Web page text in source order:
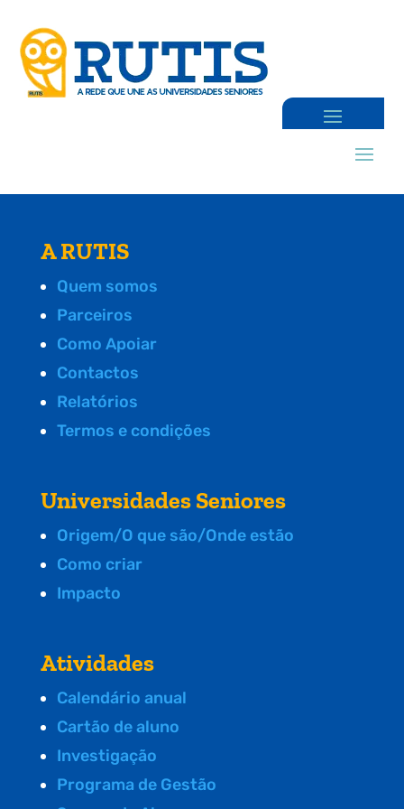
A RUTIS
Quem somos
Parceiros
Como Apoiar
Contactos
Relatórios
Termos e condições
Universidades Seniores
Origem/O que são/Onde estão
Como criar
Impacto
Atividades
Calendário anual
Cartão de aluno
Investigação
Programa de Gestão